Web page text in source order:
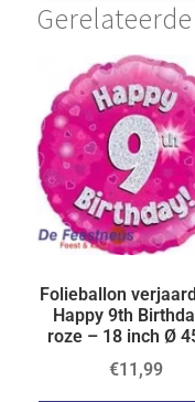
Folieballon
Happy 9th
roze – 18 inch Ø
€11,99